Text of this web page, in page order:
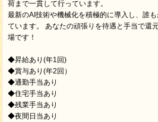
荷まで一貫して行っています。
最新のAI技術や機械化を積極的に導入し、誰
ています。 あなたの頑張りを待遇と手当で還
場です！
◆昇給あり(年1回)
◆賞与あり(年2回）
◆通勤手当あり
◆住宅手当あり
◆残業手当あり
◆夜間日当あり